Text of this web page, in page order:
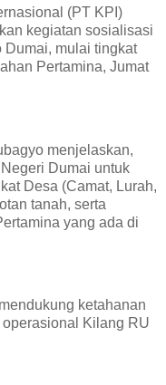
(PT KPI)
kegiatan sosialisasi
Dumai, mulai tingkat
Pertamina, Jumat
menjelaskan,
Dumai untuk
Desa (Camat, Lurah,
tanah, serta
yang ada di
ketahanan
Kilang RU